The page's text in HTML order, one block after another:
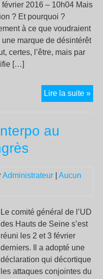
2016 – 10h04 Mais
? Et pourquoi ?
à ce que voudraient
marque de désintérêt
certes, l’être, mais par
[…]
Lire la suite »
LA
au
Administrateur
Aucun
Le comité général de l’UD
des Hauts de Seine s’est
réuni les 2 et 3 février
derniers. Il a adopté une
déclaration qui décortique
les attaques conjointes du